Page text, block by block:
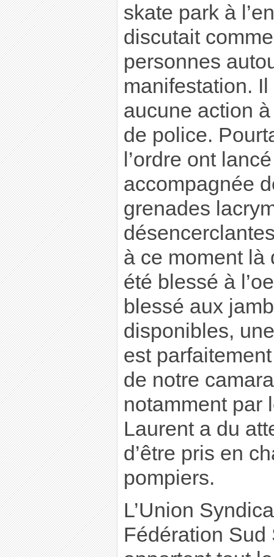
skate park à
discutait
personnes
manifestation. Il
aucune action
de police.
l’ordre ont
accompagnée
grenades
à ce moment là
été blessé à
blessé aux
disponibles,
est
de notre
notamment par
Laurent a du
d’être pris en
pompiers.
L’Union
Fédération Sud